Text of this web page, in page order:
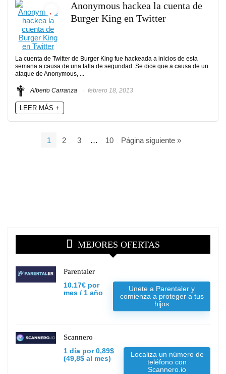
Anonymous hackea la cuenta de
Burger King en Twitter
La cuenta de Twitter de Burger King fue hackeada a inicios de esta
semana a causa de una falla de seguridad. Se dice que a causa de un
ataque de Anonymous, ...
Alberto Carranza febrero 18, 2013
LEER MÁS +
1 2 3 … 10 Página siguiente »
MEJORES OFERTAS
Parentaler
10.17€ por
mes / 1 año
Unete a Parentaler y
comienza a proteger a tus
hijos
Scannero
1 día por 0,89$
(49,8$ al mes)
Localiza un número de
teléfono con
Scannero.io